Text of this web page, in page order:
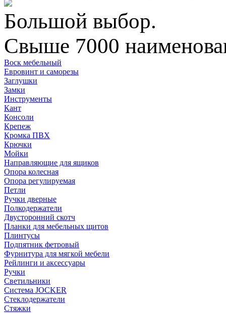
Большой выбор.
Свыше 7000
Воск мебельный
Евровинт и саморезы
Заглушки
Замки
Инструменты
Кант
Консоли
Крепеж
Кромка ПВХ
Крючки
Мойки
Направляющие для ящиков
Опора колесная
Опора регулируемая
Петли
Ручки дверные
Полкодержатели
Двусторонний скотч
Планки для мебельных щитов
Плинтусы
Подпятник фетровый
Фурнитура для мягкой мебели
Рейлинги и аксессуары
Ручки
Светильники
Система JOCKER
Стеклодержатели
Стяжки